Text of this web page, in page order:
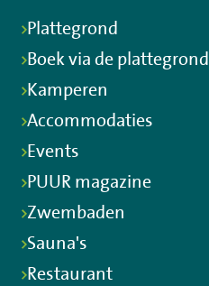
Plattegrond
Boek via de plattegrond
Kamperen
Accommodaties
Events
PUUR magazine
Zwembaden
Sauna's
Restaurant